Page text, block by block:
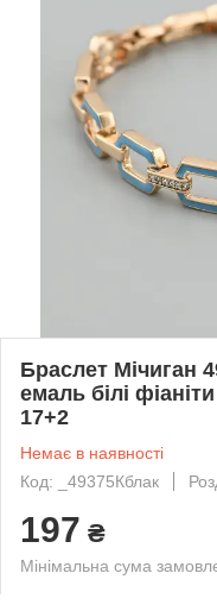
Браслет Мічиган
емаль білі
17+2
Немає в наявності
Код: _49375Кблак
197 ₴
Мінімальна сума